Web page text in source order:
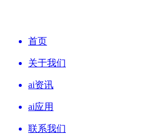
首页
关于我们
ai资讯
ai应用
联系我们